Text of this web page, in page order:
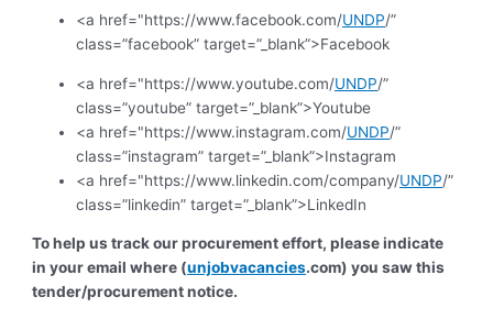
<a href="https://www.facebook.com/UNDP/”
class=”facebook” target=”_blank”>Facebook
<a href="https://www.youtube.com/UNDP/”
class=”youtube” target=”_blank”>Youtube
<a href="https://www.instagram.com/UNDP/”
class=”instagram” target=”_blank”>Instagram
<a href="https://www.linkedin.com/company/UNDP/”
class=”linkedin” target=”_blank”>LinkedIn
To help us track our procurement effort, please indicate
in your email where (unjobvacancies.com) you saw this
tender/procurement notice.